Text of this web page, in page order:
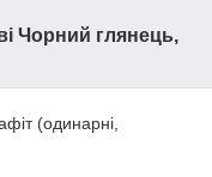
Чорний глянець,
(одинарні,